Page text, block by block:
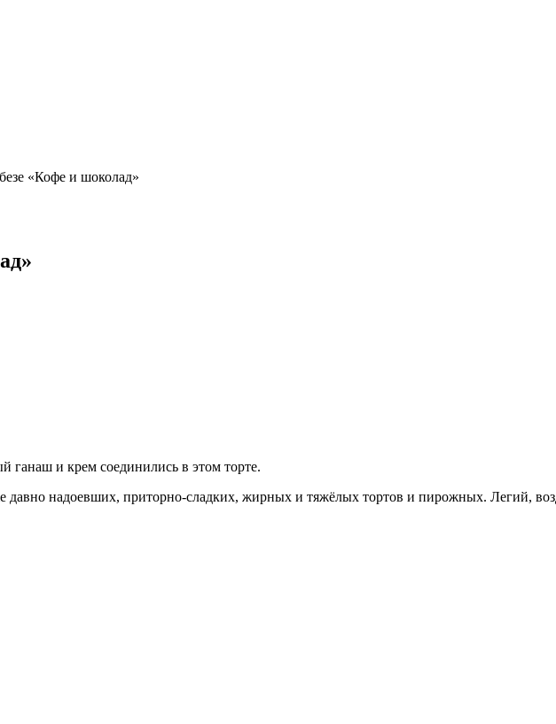
«Кофе и шоколад»
ганаш и крем соединились в этом торте.
давно надоевших, приторно-сладких, жирных и тяжёлых тортов и пирожных. Легий,